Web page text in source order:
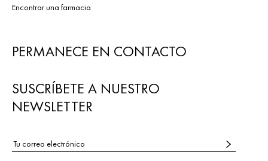
Encontrar una farmacia
PERMANECE EN CONTACTO
SUSCRÍBETE A NUESTRO
NEWSLETTER